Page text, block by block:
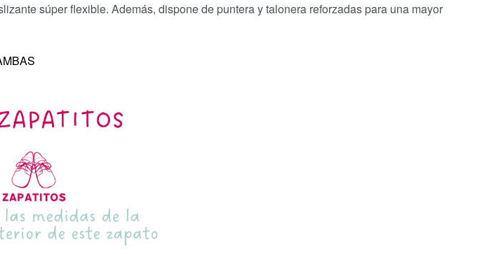
súper flexible. Además, dispone de puntera y talonera reforzadas para una mayor